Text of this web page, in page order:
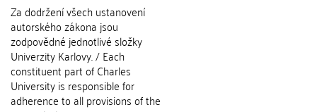
Za dodržení všech ustanovení
autorského zákona jsou
zodpovědné jednotlivé složky
Univerzity Karlovy. / Each
constituent part of Charles
University is responsible for
adherence to all provisions of the